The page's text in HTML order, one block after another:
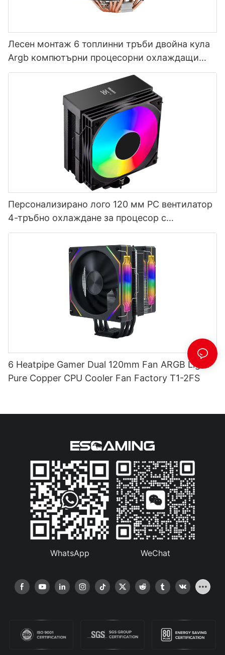
Лесен монтаж 6 топлинни тръби двойна кула
Argb компютърни процесорни охлаждащи
вентилатори производител T2-2F
Персонализирано лого 120 мм PC вентилатор
4-тръбно охлаждане за процесор с
температурен дисплей EZ-4X
6 Heatpipe Gamer Dual 120mm Fan ARGB Light
Pure Copper CPU Cooler Fan Factory T1-2FS
WhatsApp WeChat